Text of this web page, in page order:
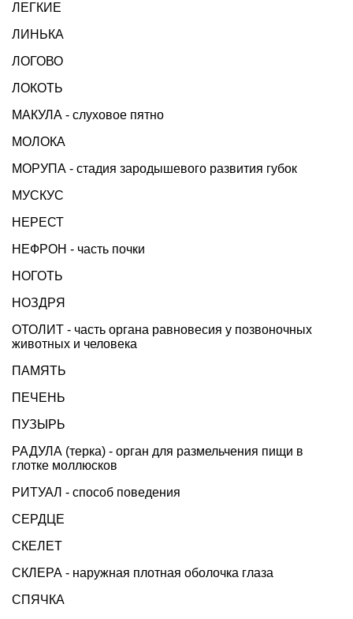
ЛЕГКИЕ
ЛИНЬКА
ЛОГОВО
ЛОКОТЬ
МАКУЛА - слуховое пятно
МОЛОКА
МОРУПА - стадия зародышевого развития губок
МУСКУС
НЕРЕСТ
НЕФРОН - часть почки
НОГОТЬ
НОЗДРЯ
ОТОЛИТ - часть органа равновесия у позвоночных
животных и человека
ПАМЯТЬ
ПЕЧЕНЬ
ПУЗЫРЬ
РАДУЛА (терка) - орган для размельчения пищи в
глотке моллюсков
РИТУАЛ - способ поведения
СЕРДЦЕ
СКЕЛЕТ
СКЛЕРА - наружная плотная оболочка глаза
СПЯЧКА